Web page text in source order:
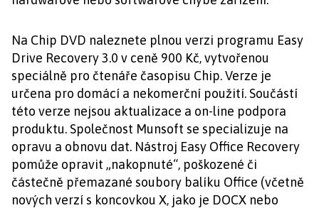
Na Chip DVD naleznete plnou verzi programu Easy
Drive Recovery 3.0 v ceně 900 Kč, vytvořenou
speciálně pro čtenáře časopisu Chip. Verze je
určena pro domácí a nekomerční použití. Součástí
této verze nejsou aktualizace a on-line podpora
produktu. Společnost Munsoft se specializuje na
opravu a obnovu dat. Nástroj Easy Office Recovery
pomůže opravit „nakopnuté“, poškozené či
částečně přemazané soubory balíku Office (včetně
nových verzí s koncovkou X, jako je DOCX nebo